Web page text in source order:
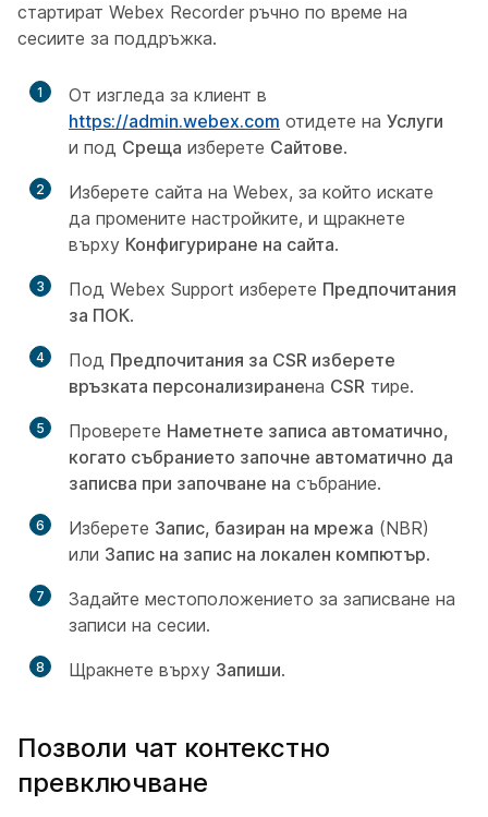
стартират Webex Recorder ръчно по време на
сесиите за поддръжка.
1
От изгледа за клиент в
https://admin.webex.com отидете на Услуги
и под Среща изберете Сайтове.
2
Изберете сайта на Webex, за който искате
да промените настройките, и щракнете
върху Конфигуриране на сайта.
3 Под Webex Support изберете Предпочитания
за ПОК.
4 Под Предпочитания за CSR изберете
връзката персонализиранена CSR тире.
5 Проверете Наметнете записа автоматично,
когато събранието започне автоматично да
записва при започване на събрание.
6 Изберете Запис, базиран на мрежа (NBR)
или Запис на запис на локален компютър.
7
Задайте местоположението за записване на
записи на сесии.
8 Щракнете върху Запиши.
Позволи чат контекстно
превключване